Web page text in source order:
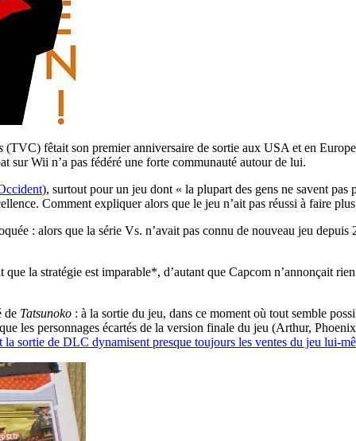
(TVC) fêtait son premier anniversaire de sortie aux USA et en
sur Wii n’a pas fédéré une forte communauté autour de lui.
), surtout pour un jeu dont « la plupart des gens ne savent pas
Comment expliquer alors que le jeu n’ait pas réussi à faire plus
: alors que la série Vs. n’avait pas connu de nouveau jeu depuis
la stratégie est imparable*, d’autant que Capcom n’annonçait
de Tatsunoko : à la sortie du jeu, dans ce moment où tout semble
les personnages écartés de la version finale du jeu (Arthur,
la sortie de DLC dynamisent presque toujours les ventes du jeu lui-